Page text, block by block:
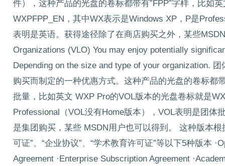
件），这种产品的光盘的卷标都带有”FPP”字样，比如
WXPFPP_EN，其中WX表示是Windows XP，P是
表明是英语。获得途径除了在商店购买之外，某些
Organizations (VLO) You may enjoy potentially
Depending on the size and type of your organization.
购买而制定的一种优惠方式。这种产品的光盘的卷标都
批量，比如英文 WXP Pro的VOL版本的光盘卷标就是
Professional（VOL没有Home版本），VOL表明是团体
是集团购买，某些 MSDN用户也可以得到。 这种版本
可证”、“企业协议”、“学术教育许可证”等以下5种版本
Agreement ·Enterprise Subscription Agreement